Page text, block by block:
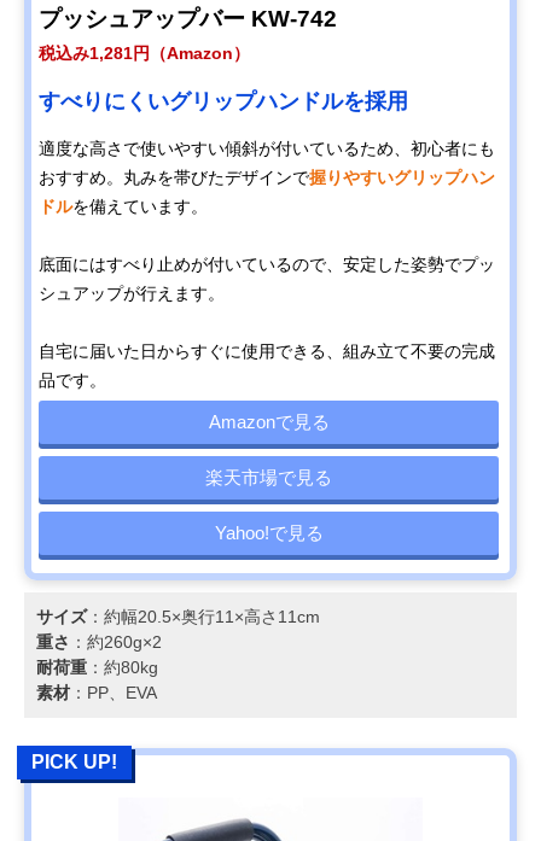
プッシュアップバー KW-742
税込み1,281円（Amazon）
すべりにくいグリップハンドルを採用
適度な高さで使いやすい傾斜が付いているため、初心者にも
おすすめ。丸みを帯びたデザインで握りやすいグリップハン
ドルを備えています。
底面にはすべり止めが付いているので、安定した姿勢でプッ
シュアップが行えます。
自宅に届いた日からすぐに使用できる、組み立て不要の完成
品です。
Amazonで見る
楽天市場で見る
Yahoo!で見る
サイズ：約幅20.5×奥行11×高さ11cm
重さ ：約260g×2
耐荷重 ：約80kg
素材 ：PP、EVA
PICK UP!